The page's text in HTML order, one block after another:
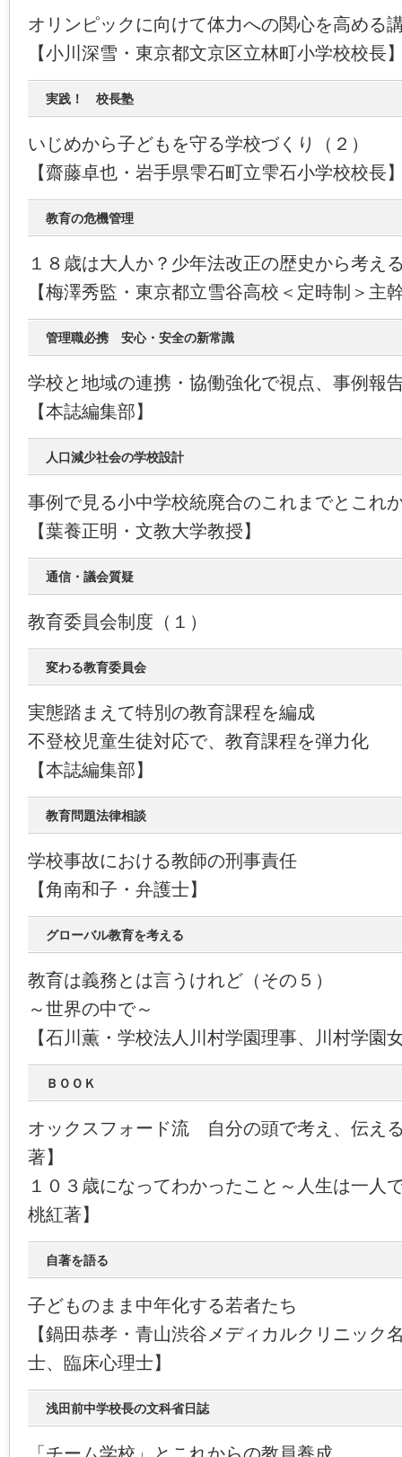
オリンピックに向けて体力への関心を高める
【小川深雪・東京都文京区立林町小学校校長
実践！ 校長塾
いじめから子どもを守る学校づくり（２）
【齋藤卓也・岩手県雫石町立雫石小学校校長
教育の危機管理
１８歳は大人か？少年法改正の歴史から考え
【梅澤秀監・東京都立雪谷高校＜定時制＞主
管理職必携 安心・安全の新常識
学校と地域の連携・協働強化で視点、事例報
【本誌編集部】
人口減少社会の学校設計
事例で見る小中学校統廃合のこれまでとこれ
【葉養正明・文教大学教授】
通信・議会質疑
教育委員会制度（１）
変わる教育委員会
実態踏まえて特別の教育課程を編成
不登校児童生徒対応で、教育課程を弾力化
【本誌編集部】
教育問題法律相談
学校事故における教師の刑事責任
【角南和子・弁護士】
グローバル教育を考える
教育は義務とは言うけれど（その５）
～世界の中で～
【石川薫・学校法人川村学園理事、川村学園
ＢＯＯＫ
オックスフォード流 自分の頭で考え、伝え
著】
１０３歳になってわかったこと～人生は一人
桃紅著】
自著を語る
子どものまま中年化する若者たち
【鍋田恭孝・青山渋谷メディカルクリニック
士、臨床心理士】
浅田前中学校長の文科省日誌